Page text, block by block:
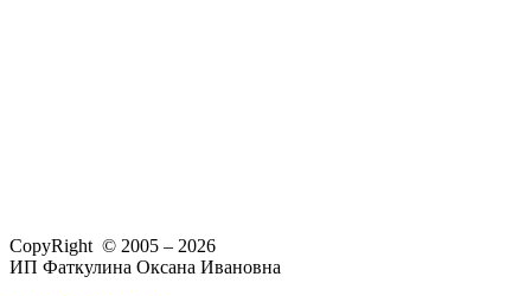
CopyRight © 2005 – 2026
ИП Фаткулина Оксана Ивановна